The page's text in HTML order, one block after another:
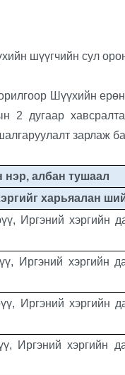
шүүгчийн сул
Шүүхийн
2 дугаар
зарлаж
нэр, албан тушаал
харьяалан
Иргэний хэргийн
Иргэний хэргийн
Иргэний хэргийн
Иргэний хэргийн